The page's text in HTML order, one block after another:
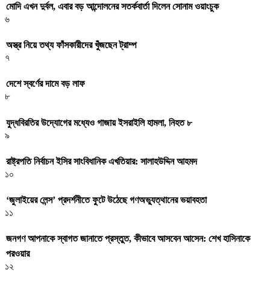
মোদি এখন দুর্বল, এবার বড় আন্দোলনের সতর্কবার্তা দিলেন সোনাম ওয়াংচুক
৬
অস্ত্র নিয়ে তথ্য ফাঁসকারীদের খুঁজছেন ট্রাম্প
৭
দেশে স্বর্ণের দামে বড় লাফ
৮
যুদ্ধবিরতির উদ্যোগের মধ্যেও গাজায় ইসরাইলি হামলা, নিহত ৮
৯
রাষ্ট্রপতি নির্বাচন ইসির সাংবিধানিক এখতিয়ার: সালাহউদ্দিন আহমদ
১০
‘জুলাইয়ের লেন্স’ প্রদর্শনীতে ফুটে উঠেছে গণঅভ্যুত্থানের ভয়াবহতা
১১
জনগণ আপনাকে স্বাগত জানাতে প্রস্তুত, কীভাবে আসবেন আসেন: শেখ হাসিনাকে
পরওয়ার
১২